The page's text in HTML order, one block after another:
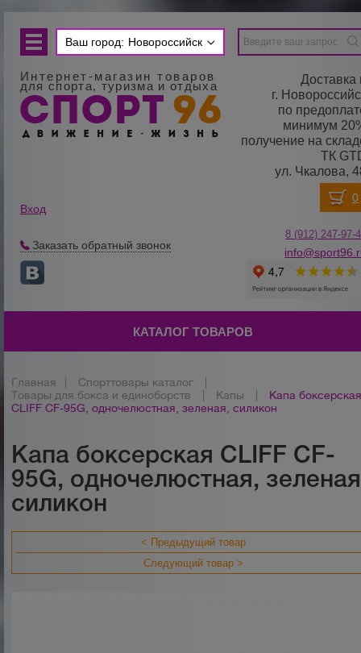
Ваш город: Новороссийск
Интернет-магазин товаров
для спорта, туризма и отдыха
Доставка
г.
по
минимум
получение на
ТК
ул. Чкалова,
Вход
Заказать обратный звонок
8 (912) 247-97-
КАТАЛОГ ТОВАРОВ
Главная Спорттовары каталог
Товары для бокса и единоборств
Капы
Капа
CLIFF CF-95G, одночелюстная, зеленая, силикон
Капа боксерская CLIFF CF-
95G, одночелюстная,
силикон
< Предыдущий товар
Следующий товар >